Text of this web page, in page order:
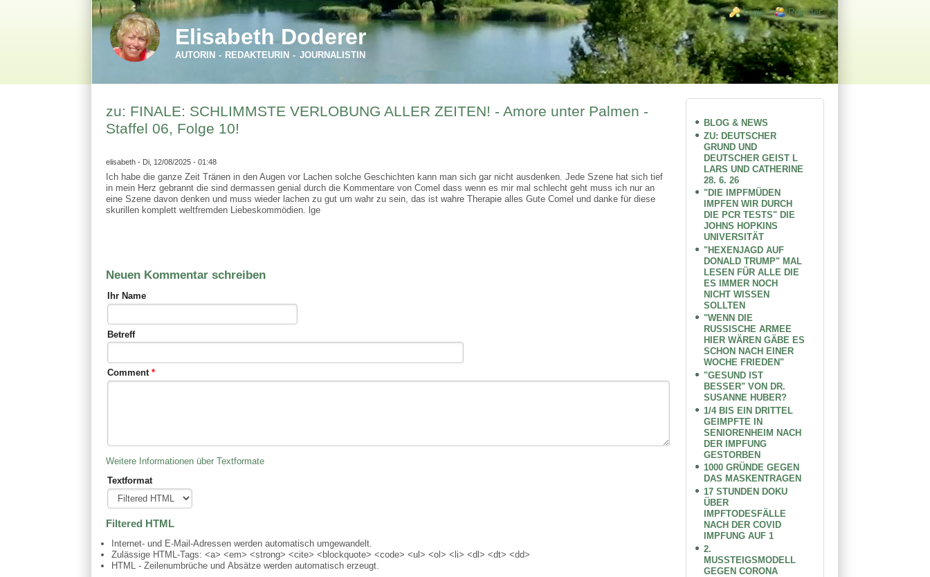
Login links
Login Register
Elisabeth Doderer
AUTORIN - REDAKTEURIN - JOURNALISTIN
zu: FINALE: SCHLIMMSTE VERLOBUNG ALLER ZEITEN! - Amore unter Palmen -
Staffel 06, Folge 10!
elisabeth- Di, 12/08/2025 - 01:48
Ich habe die ganze Zeit Tränen in den Augen vor Lachen solche Geschichten kann man sich gar nicht ausdenken. Jede Szene hat sich tief
in mein Herz gebrannt die sind dermassen genial durch die Kommentare von Comel dass wenn es mir mal schlecht geht muss ich nur an
eine Szene davon denken und muss wieder lachen zu gut um wahr zu sein, das ist wahre Therapie alles Gute Comel und danke für diese
skurillen komplett weltfremden Liebeskommödien. lge
Neuen Kommentar schreiben
Ihr Name
Betreff
Comment*
Weitere Informationen über Textformate
Textformat
Filtered HTML
Internet- und E-Mail-Adressen werden automatisch umgewandelt.
Zulässige HTML-Tags: <a> <em> <strong> <cite> <blockquote> <code> <ul> <ol> <li> <dl> <dt> <dd>
HTML - Zeilenumbrüche und Absätze werden automatisch erzeugt.
BLOG & NEWS
ZU: DEUTSCHER
GRUND UND
DEUTSCHER GEIST L
LARS UND CATHERINE
28. 6. 26
"DIE IMPFMÜDEN
IMPFEN WIR DURCH
DIE PCR TESTS" DIE
JOHNS HOPKINS
UNIVERSITÄT
"HEXENJAGD AUF
DONALD TRUMP" MAL
LESEN FÜR ALLE DIE
ES IMMER NOCH
NICHT WISSEN
SOLLTEN
"WENN DIE
RUSSISCHE ARMEE
HIER WÄREN GÄBE ES
SCHON NACH EINER
WOCHE FRIEDEN"
"GESUND IST
BESSER" VON DR.
SUSANNE HUBER?
1/4 BIS EIN DRITTEL
GEIMPFTE IN
SENIORENHEIM NACH
DER IMPFUNG
GESTORBEN
1000 GRÜNDE GEGEN
DAS MASKENTRAGEN
17 STUNDEN DOKU
ÜBER
IMPFTODESFÄLLE
NACH DER COVID
IMPFUNG AUF 1
2.
MUSSTEIGSMODELL
GEGEN CORONA